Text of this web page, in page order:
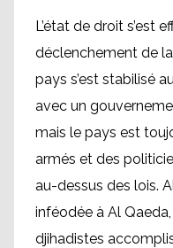
L’état de droit s’est
déclenchement de
pays s’est stabilisé
avec un
mais le pays est
armés et des
au-dessus des lois.
inféodée à Al
djihadistes